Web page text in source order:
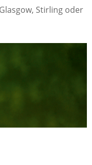
Stirling oder